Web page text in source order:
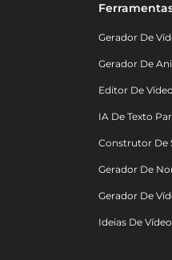
Gerador De
Gerador De
Editor De
IA De Texto
Construtor De
Gerador De
Gerador De
Ideias De